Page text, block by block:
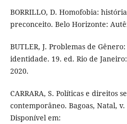
BORRILLO, D. Homofobia:
preconceito. Belo Horizonte:
BUTLER, J. Problemas de
identidade. 19. ed. Rio de
2020.
CARRARA, S. Políticas e direitos
contemporâneo. Bagoas, Natal,
Disponível em: